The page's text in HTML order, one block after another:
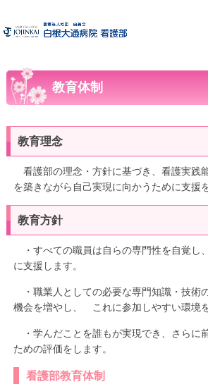
教育体制
教育理念
看護部の理念・方針に基づき、看護実践
を築きながら自己実現に向かうために支援
教育方針
・すべての職員は自らの専門性を自覚し
に支援します。
・職業人としての必要な専門知識・技術
機会を増やし、 これに参加しやすい環境を
・学んだことを誰もが実現でき、さらに
ための評価をします。
看護部教育体制